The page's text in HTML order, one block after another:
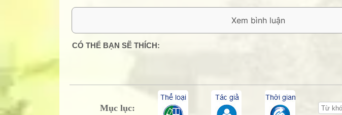
5 Comments:
Từ tình xưa xanh rêu quay về tuổi thơ mịt mùng,đến hiện tại ơ hờ, rồi
"Chợt vui một ngày đá cuội-trở mình đón lá thu vàng..."
đá cuội trở mình,vậy là con tim đã vui trở lại rrồi phải không?!
CÓ THỂ BẠN SẼ THÍCH:
Mục lục: